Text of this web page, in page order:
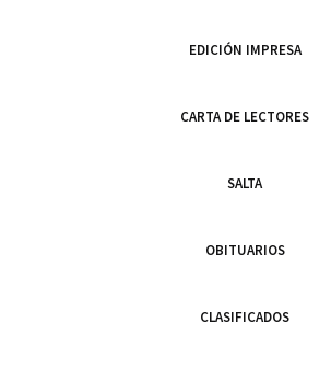
EDICIÓN IMPRESA
CARTA DE LECTORES
SALTA
OBITUARIOS
CLASIFICADOS